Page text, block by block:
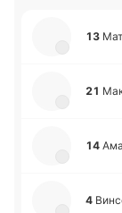
13
21
14
4